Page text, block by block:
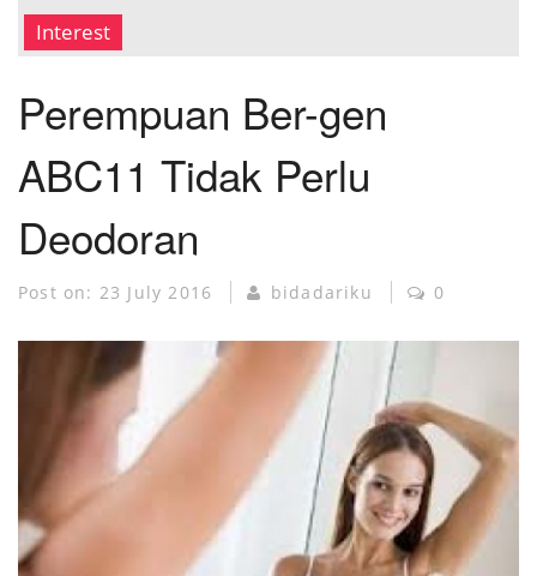
MUSEUM KANKER
Interest
Perempuan Ber-gen
ABC11 Tidak Perlu
Deodoran
Post on: 23 July 2016 bidadariku 0